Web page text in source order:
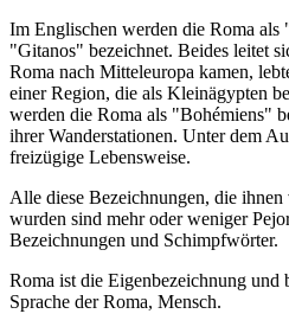
Im Englischen werden die Roma als
"Gitanos" bezeichnet. Beides leitet
Roma nach Mitteleuropa kamen,
einer Region, die als Kleinägypten
werden die Roma als "Bohémiens"
ihrer Wanderstationen. Unter dem
freizügige Lebensweise.
Alle diese Bezeichnungen, die
wurden sind mehr oder weniger
Bezeichnungen und Schimpfwörter.
Roma ist die Eigenbezeichnung und
Sprache der Roma, Mensch.